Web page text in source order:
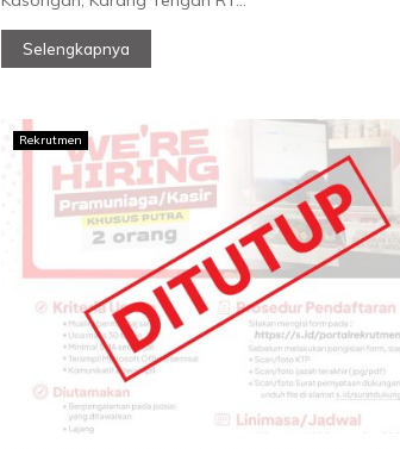
Selengkapnya
Rekrutmen